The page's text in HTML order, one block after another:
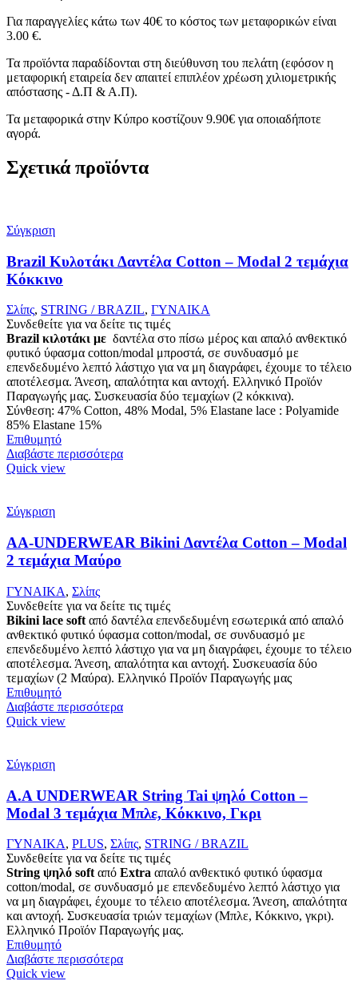
Για παραγγελίες κάτω των 40€ το κόστος των μεταφορικών είναι
3.00 €.
Τα προϊόντα παραδίδονται στη διεύθυνση του πελάτη (εφόσον η
μεταφορική εταιρεία δεν απαιτεί επιπλέον χρέωση χιλιομετρικής
απόστασης - Δ.Π & Α.Π).
Τα μεταφορικά στην Κύπρο κοστίζουν 9.90€ για οποιαδήποτε
αγορά.
Σχετικά προϊόντα
Σύγκριση
Brazil Κυλοτάκι Δαντέλα Cotton – Modal 2 τεμάχια
Κόκκινο
Σλίπς, STRING / BRAZIL, ΓΥΝΑΙΚΑ
Συνδεθείτε για να δείτε τις τιμές
Brazil κιλοτάκι με δαντέλα στο πίσω μέρος και απαλό ανθεκτικό
φυτικό ύφασμα cotton/modal μπροστά, σε συνδυασμό με
επενδεδυμένο λεπτό λάστιχο για να μη διαγράφει, έχουμε το τέλειο
αποτέλεσμα. Άνεση, απαλότητα και αντοχή. Ελληνικό Προϊόν
Παραγωγής μας. Συσκευασία δύο τεμαχίων (2 κόκκινα).
Σύνθεση: 47% Cotton, 48% Modal, 5% Elastane lace : Polyamide
85% Elastane 15%
Επιθυμητό
Διαβάστε περισσότερα
Quick view
Σύγκριση
AA-UNDERWEAR Bikini Δαντέλα Cotton – Modal
2 τεμάχια Μαύρο
ΓΥΝΑΙΚΑ, Σλίπς
Συνδεθείτε για να δείτε τις τιμές
Bikini lace soft από δαντέλα επενδεδυμένη εσωτερικά από απαλό
ανθεκτικό φυτικό ύφασμα cotton/modal, σε συνδυασμό με
επενδεδυμένο λεπτό λάστιχο για να μη διαγράφει, έχουμε το τέλειο
αποτέλεσμα. Άνεση, απαλότητα και αντοχή. Συσκευασία δύο
τεμαχίων (2 Μαύρα). Ελληνικό Προϊόν Παραγωγής μας
Επιθυμητό
Διαβάστε περισσότερα
Quick view
Σύγκριση
A.A UNDERWEAR String Tai ψηλό Cotton –
Modal 3 τεμάχια Μπλε, Κόκκινο, Γκρι
ΓΥΝΑΙΚΑ, PLUS, Σλίπς, STRING / BRAZIL
Συνδεθείτε για να δείτε τις τιμές
String ψηλό soft από Extra απαλό ανθεκτικό φυτικό ύφασμα
cotton/modal, σε συνδυασμό με επενδεδυμένο λεπτό λάστιχο για
να μη διαγράφει, έχουμε το τέλειο αποτέλεσμα. Άνεση, απαλότητα
και αντοχή. Συσκευασία τριών τεμαχίων (Μπλε, Κόκκινο, γκρι).
Ελληνικό Προϊόν Παραγωγής μας.
Επιθυμητό
Διαβάστε περισσότερα
Quick view